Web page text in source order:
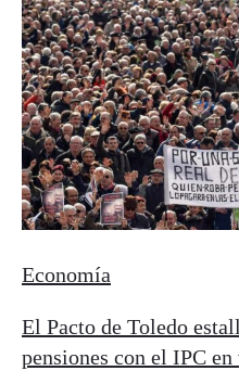
Economía
El Pacto de Toledo
pensiones con el IPC